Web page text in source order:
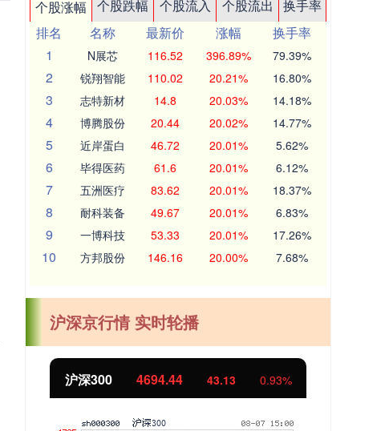
个股涨幅 个股跌幅 个股流入 个股流出
换手率
排名
名称 最新价 涨幅
换手率
1
N展芯 116.52 396.89% 79.39%
2 锐翔智能 110.02 20.21% 16.80%
3 志特新材 14.8 20.03% 14.18%
4 博腾股份 20.44 20.02% 14.77%
5 近岸蛋白 46.72 20.01% 5.62%
6 毕得医药 61.6 20.01% 6.12%
7 五洲医疗 83.62 20.01% 18.37%
8 耐科装备 49.67 20.01% 6.83%
9 一博科技 53.33 20.01% 17.26%
10 方邦股份 146.16 20.00% 7.68%
沪深京行情 实时轮播
北证50 1134.24 11.37 1.01%